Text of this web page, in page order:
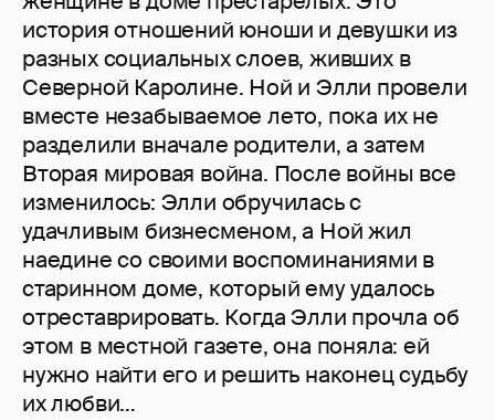
история отношений юноши и девушки из
разных социальных слоев, живших в
Северной Каролине. Ной и Элли провели
вместе незабываемое лето, пока их не
разделили вначале родители, а затем
Вторая мировая война. После войны все
изменилось: Элли обручилась с
удачливым бизнесменом, а Ной жил
наедине со своими воспоминаниями в
старинном доме, который ему удалось
отреставрировать. Когда Элли прочла об
этом в местной газете, она поняла: ей
нужно найти его и решить наконец судьбу
их любви…